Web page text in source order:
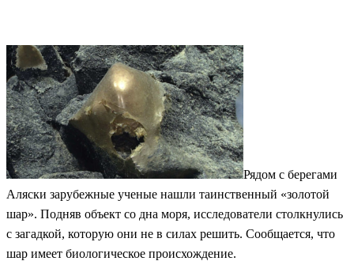
Рядом с берегами
Аляски зарубежные ученые нашли таинственный «золотой
шар». Подняв объект со дна моря, исследователи столкнулись
с загадкой, которую они не в силах решить. Сообщается, что
шар имеет биологическое происхождение.